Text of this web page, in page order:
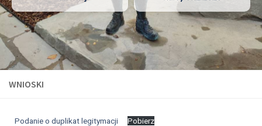
WNIOSKI
Podanie o duplikat legitymacji
Pobierz